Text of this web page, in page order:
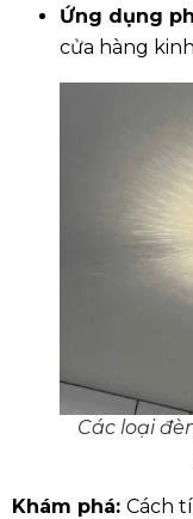
Ứng dụng
cửa hàng
Các loại
Khám phá: Cách